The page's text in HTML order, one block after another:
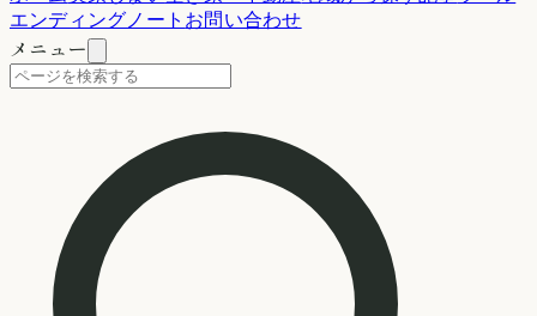
エンディングノート お問い合わせ
メニュー